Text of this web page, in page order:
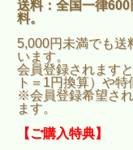
送料：全国一律
料。
5,000円未満でも送
います。
会員登録されます
ト＝1円換算）や
※会員登録希望さ
ます。
【ご購入特典】